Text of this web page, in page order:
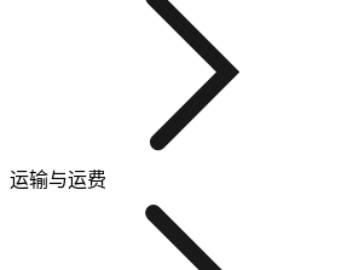
运输与运费